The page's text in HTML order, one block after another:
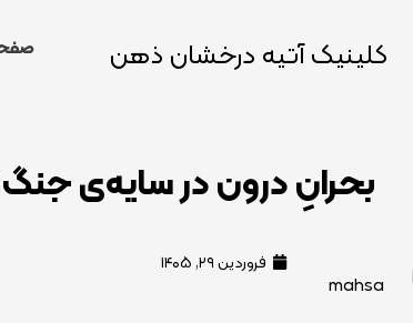
کلینیک آتیه درخشان ذهن
بحرانِ درون در سایه‌ی
mahsa
فروردین ۲۹, ۱۴۰۵